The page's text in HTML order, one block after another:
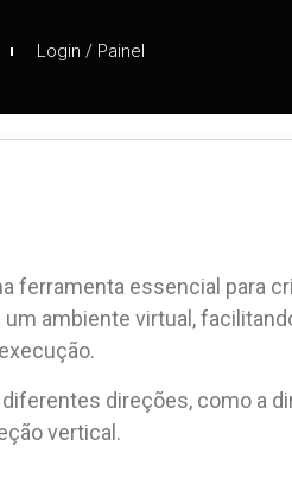
Login / Painel
ferramenta essencial para
ambiente virtual,
direções, como a
vertical.